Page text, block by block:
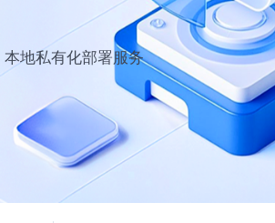
地私有化部署服务